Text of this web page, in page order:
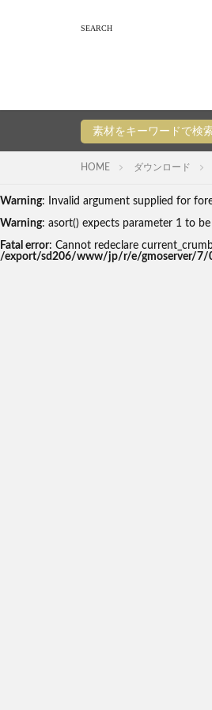
素材をキーワードで検
HOME ダウンロード
Warning: Invalid argument supplied for
Warning: asort() expects parameter 1 to
Fatal error: Cannot redeclare
/export/sd206/www/jp/r/e/gmoserver/7/